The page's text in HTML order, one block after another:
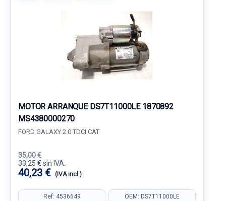
MOTOR ARRANQUE DS7T11000LE 1870892
MS4380000270
FORD GALAXY 2.0 TDCI CAT
35,00 €
33,25 € sin IVA.
40,23 € (IVA incl.)
Ref: 4536649 OEM: DS7T11000LE